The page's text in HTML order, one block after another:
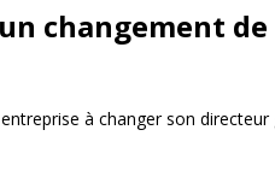
changement
à changer son